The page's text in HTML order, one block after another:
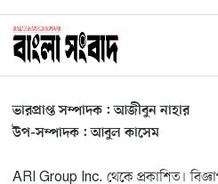
ভারপ্রাপ্ত সম্পাদক : আজীবুন নাহার
উপ-সম্পাদক : আবুল কাসেম
ARI Group Inc. থেকে প্রকাশিত।